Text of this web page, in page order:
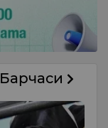
Барчаси